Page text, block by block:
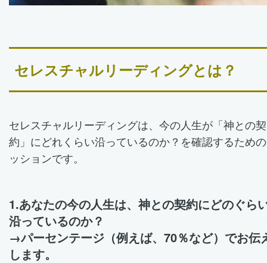
セレスチャルリーディングとは？
セレスチャルリーディングは、今の人生が「神との契
約」にどれくらい沿っているのか？を確認するため
ッションです。
1.あなたの今の人生は、神との契約にどのぐら
沿っているのか？
→パーセンテージ（例えば、70％など）でお伝
します。